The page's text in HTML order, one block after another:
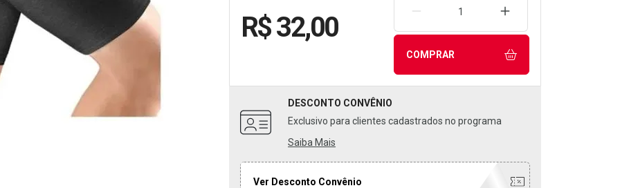
R$ 32,00
REMOVER UMA UNIDADEAUMENTAR UMA
COMPRAR
DESCONTO CONVÊNIO
Exclusivo para clientes cadastrados no programa
Saiba Mais
Ver Desconto Convênio